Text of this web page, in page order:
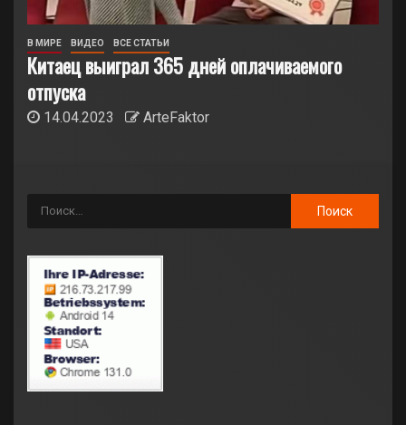
В МИРЕ ВИДЕО ВСЕ СТАТЬИ
Китаец выиграл 365 дней оплачиваемого
отпуска
14.04.2023 ArteFaktor